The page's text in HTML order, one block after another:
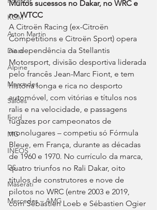
KGM
Aston Martin
Dicas
Alpine
Mercedes
Salões
Ford
MG
INEOS
DS
Maserati
Mercedes – AMG
Muitos sucessos no Dakar, no WRC e
no WTCC
A Citroën Racing (ex-Citroën
Compétitions e Citroën Sport) opera
na dependência da Stellantis
Motorsport, divisão desportiva liderada
pelo francês Jean-Marc Fiont, e tem
história longa e rica no desporto
automóvel, com vitórias e títulos nos
ralis e na velocidade, e passagens
fugazes por campeonatos de
monolugares – competiu só Fórmula
Bleue, em França, durante as décadas
de 1960 e 1970. No currículo da marca,
quatro triunfos no Rali Dakar, oito
títulos de construtores e nove de
pilotos no WRC (entre 2003 e 2019,
com Sébastien Loeb e Sébastien Ogier